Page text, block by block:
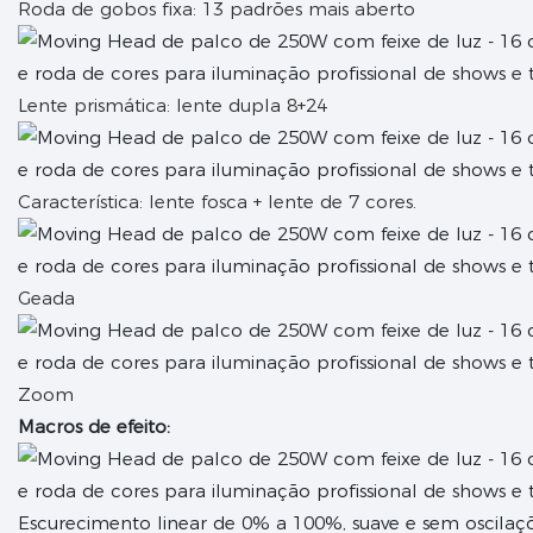
Roda de gobos fixa: 13 padrões mais aberto
Lente prismática: lente dupla 8+24
Característica: lente fosca + lente de 7 cores.
Geada
Zoom
Macros de efeito:
Escurecimento linear de 0% a 100%, suave e sem